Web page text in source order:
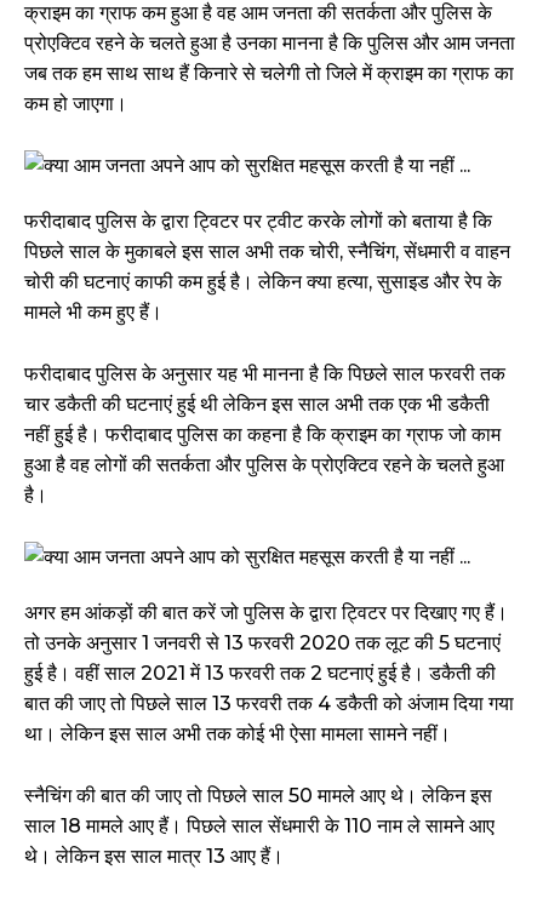
क्राइम का ग्राफ कम हुआ है वह आम जनता की सतर्कता और पुलिस के
प्रोएक्टिव रहने के चलते हुआ है उनका मानना है कि पुलिस और आम जनता
जब तक हम साथ साथ हैं किनारे से चलेगी तो जिले में क्राइम का ग्राफ का
कम हो जाएगा।
फरीदाबाद पुलिस के द्वारा ट्विटर पर ट्वीट करके लोगों को बताया है कि
पिछले साल के मुकाबले इस साल अभी तक चोरी, स्नैचिंग, सेंधमारी व वाहन
चोरी की घटनाएं काफी कम हुई है। लेकिन क्या हत्या, सुसाइड और रेप के
मामले भी कम हुए हैं।
फरीदाबाद पुलिस के अनुसार यह भी मानना है कि पिछले साल फरवरी तक
चार डकैती की घटनाएं हुई थी लेकिन इस साल अभी तक एक भी डकैती
नहीं हुई है। फरीदाबाद पुलिस का कहना है कि क्राइम का ग्राफ जो काम
हुआ है वह लोगों की सतर्कता और पुलिस के प्रोएक्टिव रहने के चलते हुआ
है।
अगर हम आंकड़ों की बात करें जो पुलिस के द्वारा ट्विटर पर दिखाए गए हैं।
तो उनके अनुसार 1 जनवरी से 13 फरवरी 2020 तक लूट की 5 घटनाएं
हुई है। वहीं साल 2021 में 13 फरवरी तक 2 घटनाएं हुई है। डकैती की
बात की जाए तो पिछले साल 13 फरवरी तक 4 डकैती को अंजाम दिया गया
था। लेकिन इस साल अभी तक कोई भी ऐसा मामला सामने नहीं।
स्नैचिंग की बात की जाए तो पिछले साल 50 मामले आए थे। लेकिन इस
साल 18 मामले आए हैं। पिछले साल सेंधमारी के 110 नाम ले सामने आए
थे। लेकिन इस साल मात्र 13 आए हैं।